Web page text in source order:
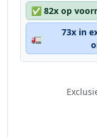
✅ 82x op
🚛
73x in